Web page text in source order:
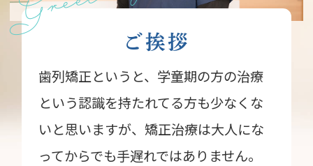
ご挨拶
歯列矯正というと、学童期の方の治療
という認識を持たれてる方も少なくな
いと思いますが、矯正治療は大人にな
ってからでも手遅れではありません。